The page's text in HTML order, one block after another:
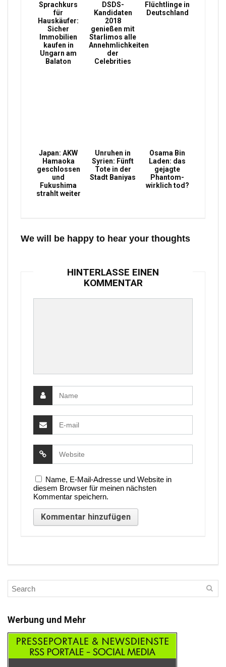
Sprachkurs
für
Hauskäufer:
Sicher
Immobilien
kaufen in
Ungarn am
Balaton
DSDS-
Kandidaten
2018
genießen mit
Starlimos alle
Annehmlichkeiten
der
Celebrities
Flüchtlinge in
Deutschland
Japan: AKW
Hamaoka
geschlossen
und
Fukushima
strahlt weiter
Unruhen in
Syrien: Fünft
Tote in der
Stadt Baniyas
Osama Bin
Laden: das
gejagte
Phantom-
wirklich tod?
We will be happy to hear your thoughts
HINTERLASSE EINEN
KOMMENTAR
Name, E-Mail-Adresse und Website in
diesem Browser für meinen nächsten
Kommentar speichern.
Werbung und Mehr